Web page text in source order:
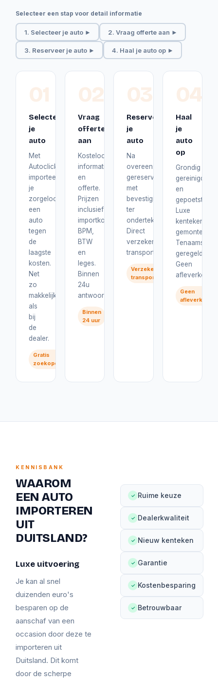
Selecteer een stap voor detail informatie
1. Selecteer je auto ► 2. Vraag offerte aan ►
3. Reserveer je auto ► 4. Haal je auto op ►
01
Selecteer
je
auto
Met
Autoclick
importeer
je
zorgeloos
een
auto
tegen
de
laagste
kosten.
Net
zo
makkelijk
als
bij
de
dealer.
Gratis
zoekopdracht
02
Vraag
offerte
aan
Kosteloos
informatie
en
offerte.
Prijzen
inclusief
importkosten,
BPM,
BTW
en
leges.
Binnen
24u
antwoord.
Binnen
24 uur
03
Reserveer
je
auto
Na
overeenstemming
gereserveerd
met
bevestiging
ter
ondertekening.
Direct
verzekerd
transport.
Verzekerd
transport
04
Haal
je
auto
op
Grondig
gereinigd
en
gepoetst.
Luxe
gemonteerd.
geregeld.
Geen
Geen
afleverkosten
KENNISBANK
WAAROM
EEN AUTO
IMPORTEREN
UIT
DUITSLAND?
Luxe uitvoering
Je kan al snel
duizenden euro's
besparen op de
aanschaf van een
occasion door deze te
importeren uit
Duitsland. Dit komt
door de scherpe
✓ Ruime keuze
✓ Dealerkwaliteit
✓ Nieuw kenteken
✓ Garantie
✓ Kostenbesparing
✓ Betrouwbaar